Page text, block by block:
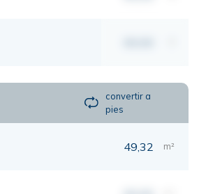
convertir a
pies
49,32 m²